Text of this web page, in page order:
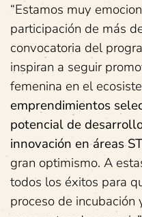
“Estamos muy
participación de más
convocatoria del
inspiran a seguir
femenina en el
emprendimientos
potencial de
innovación en áreas
gran optimismo. A
todos los éxitos para
proceso de incubación